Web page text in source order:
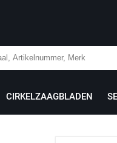
CIRKELZAAGBLADEN